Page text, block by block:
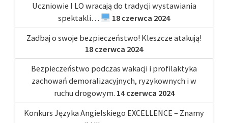
Uczniowie I LO wracają do tradycji wystawiania
spektakli…
18 czerwca 2024
Zadbaj o swoje bezpieczeństwo! Kleszcze atakują!
18 czerwca 2024
Bezpieczeństwo podczas wakacji i profilaktyka
zachowań demoralizacyjnych, ryzykownych i w
ruchu drogowym. 14 czerwca 2024
Konkurs Języka Angielskiego EXCELLENCE – Znamy